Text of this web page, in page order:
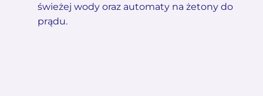
świeżej wody oraz automaty na żetony do
prądu.